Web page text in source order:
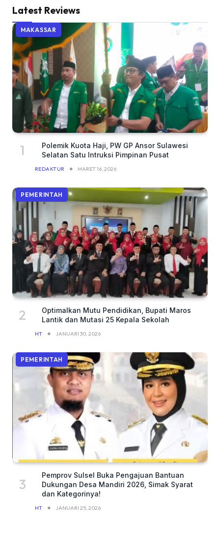
Latest Reviews
MAKASSAR
Polemik Kuota Haji, PW GP Ansor Sulawesi
Selatan Satu Intruksi Pimpinan Pusat
REDAKTUR MARET 16, 2026
PEMERINTAH
Optimalkan Mutu Pendidikan, Bupati Maros
Lantik dan Mutasi 25 Kepala Sekolah
HT JANUARI 30, 2026
PEMERINTAH
Pemprov Sulsel Buka Pengajuan Bantuan
Dukungan Desa Mandiri 2026, Simak Syarat
dan Kategorinya!
HT JANUARI 25, 2026